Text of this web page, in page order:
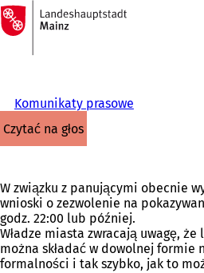
Przejdź do treści
Do
strony
głównej
Komunikaty prasowe
czytać na głos
W związku z panującymi obecnie
wnioski o zezwolenie na
godz. 22:00 lub później.
Władze miasta zwracają uwagę,
można składać w dowolnej
formalności i tak szybko, jak to